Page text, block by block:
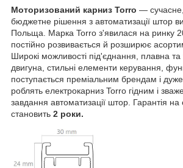
Моторизований карниз Torro — сучасне,
бюджетне рішення з автоматизації штор
Польща. Марка Torro з'явилася на ринку
постійно розвивається й розширює
Широкі можливості під'єднання, плавна та
двигуна, стильні елементи керування,
поступається преміальним брендам і дуже
роблять електрокарниз Torro гідним і
завдання автоматизації штор. Гарантія
становить 2 роки.